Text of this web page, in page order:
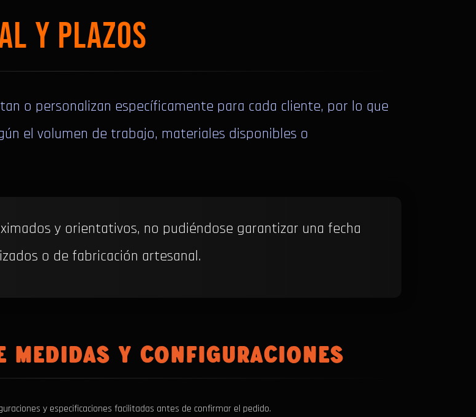
Y PLAZOS
o personalizan específicamente para cada cliente, por lo que
el volumen de trabajo, materiales disponibles o
y orientativos, no pudiéndose garantizar una fecha
o de fabricación artesanal.
MEDIDAS Y CONFIGURACIONES
y especificaciones facilitadas antes de confirmar el pedido.